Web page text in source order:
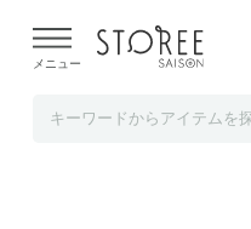
よる配送遅延が発生してお
メニュー
熊野牛 赤身ロー